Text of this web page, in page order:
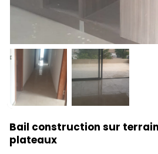
Bail construction sur
plateaux